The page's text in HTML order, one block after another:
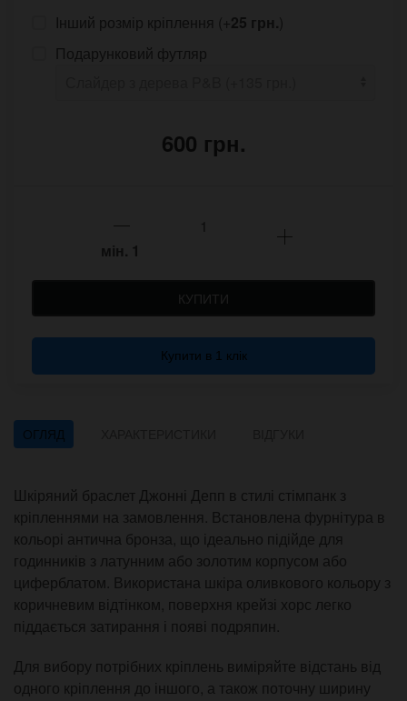
Інший розмір кріплення (+25 грн.)
Подарунковий футляр
600 грн.
мін. 1
КУПИТИ
Купити в 1 клік
ОГЛЯД
Шкіряний браслет Джонні Депп в стилі стімпанк з
кріпленнями на замовлення. Встановлена фурнітура в
кольорі антична бронза, що ідеально підійде для
годинників з латунним або золотим корпусом або
циферблатом. Використана шкіра оливкового кольору з
коричневим відтінком, поверхня крейзі хорс легко
піддається затирання і появі подряпин.
Для вибору потрібних кріплень виміряйте відстань від
одного кріплення до іншого, а також поточну ширину